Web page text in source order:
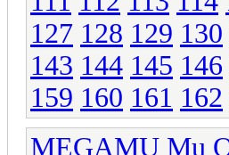
127 128 129 130
143 144 145 146
159 160 161 162
MEGAMU Mu